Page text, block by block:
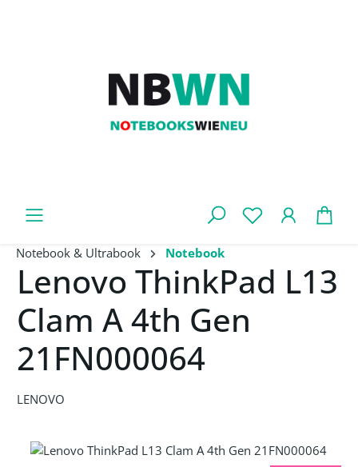
Notebook & Ultrabook Notebook
Lenovo ThinkPad L13
Clam A 4th Gen
21FN000064
LENOVO
Bildergalerie überspringen